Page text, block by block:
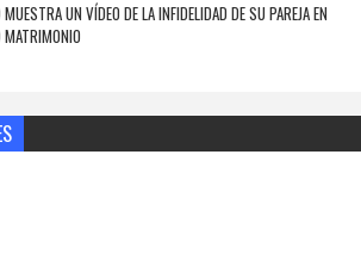
UN VÍDEO DE LA INFIDELIDAD DE SU PAREJA EN
MATRIMONIO